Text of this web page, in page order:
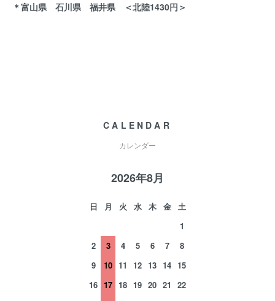
＊富山県 石川県 福井県 ＜北陸1430円＞
CALENDAR
カレンダー
2026年8月
日 月 火 水 木 金
土
1
2
3 4 5 6 7
8
9
10 11 12 13 14 15
16 17 18 19 20 21
22